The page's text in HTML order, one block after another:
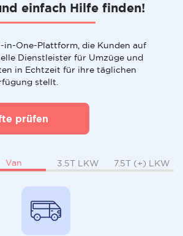
einfach Hilfe finden!
in-One-Plattform, die Kunden auf
Dienstleister für Umzüge und
in Echtzeit für ihre täglichen
stellt.
prüfen
Van 3.5T LKW 7.5T (+) LKW